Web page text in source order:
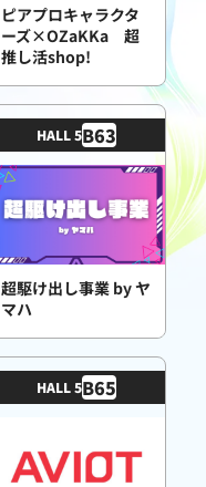
ピアプロキャラクタ
ーズ×OZaKKa 超
推し活shop!
HALL 5B63
超駆け出し事業 by ヤ
マハ
HALL 5B65